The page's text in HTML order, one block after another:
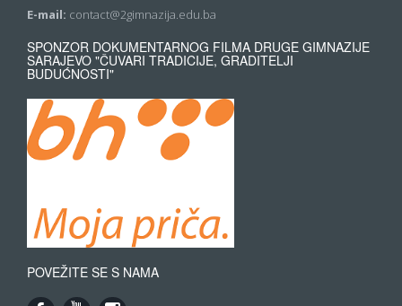
E-mail: contact@2gimnazija.edu.ba
SPONZOR DOKUMENTARNOG FILMA DRUGE GIMNAZIJE
SARAJEVO "ČUVARI TRADICIJE, GRADITELJI
BUDUĆNOSTI"
POVEŽITE SE S NAMA